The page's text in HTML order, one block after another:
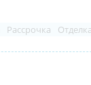
Рассрочка